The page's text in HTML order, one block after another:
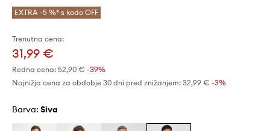
EXTRA -5 %* s kodo OFF
Trenutna cena:
31,99 €
Redna cena: 52,90 € -39%
Najnižja cena za obdobje 30 dni pred znižanjem: 32,99 € -3%
Barva: siva